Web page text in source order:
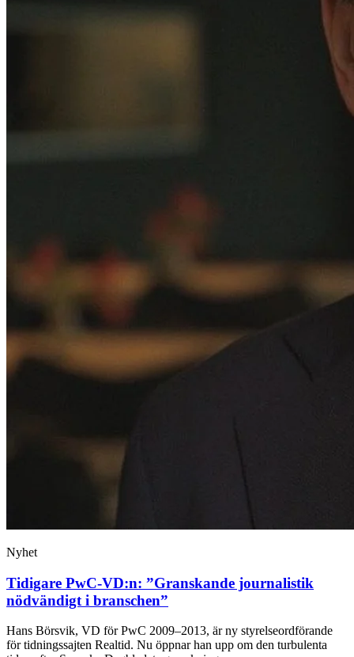
Nyhet
Tidigare PwC-VD:n: ”Granskande journalistik
nödvändigt i branschen”
Hans Börsvik, VD för PwC 2009–2013, är ny styrelseordförande
för tidningssajten Realtid. Nu öppnar han upp om den turbulenta